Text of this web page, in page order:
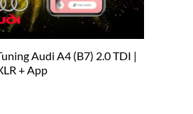
Audi A4 (B7) 2.0 TDI |
+ App